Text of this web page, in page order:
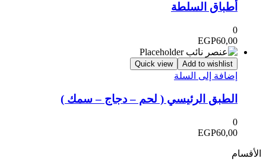
أطباق السلطة
0
EGP60,00
Add to wishlist
Quick view
إضافة إلى السلة
الطبق الرئيسي ( لحم – دجاج – سمك )
0
EGP60,00
الأقسام